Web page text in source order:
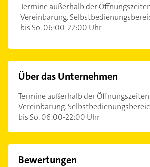
Termine außerhalb der
Vereinbarung.
bis So. 06:00-22:00 Uhr
Über das Unternehmen
Termine außerhalb der
Vereinbarung.
bis So. 06:00-22:00 Uhr
Bewertungen